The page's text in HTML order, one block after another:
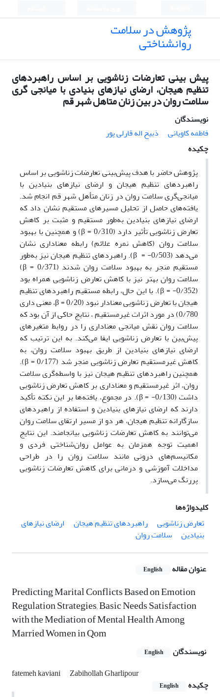
پژوهش در سلامت
روانشناختی
پیش بینی تعارضات زناشویی بر اساس راهبردهای
تنظیم هیجان، ارضای نیازهای بنیادی با میانجی گری
سلامت روان در بین زنان متاهل شهر قم
نویسندگان
فاطمه کاویانی
ذبیح اله قارلی پور
چکیده
پژوهش حاضر با هدف پیش‌بینی تعارضات زناشویی بر اساس
راهبردهای تنظیم هیجان و ارضای نیازهای بنیادین با
میانجی‌گری سلامت روان در زنان متأهل شهر قم انجام شد.
یافته‌های حاصل از تحلیل مسیرهای مستقیم نشان داد که
ارضای نیازهای بنیادین به‌طور مستقیم و مثبت بر کاهش
تعارض زناشویی تأثیر دارد (0/310 =
β
)و همچنین با بهبود
سلامت روان (کاهش نمره علائم) رابطه معناداری نشان
می‌دهد (0/503- =
β
).راهبردهای تنظیم هیجان نیز به‌طور
مستقیم منجر به بهبود سلامت روان شدند (0/371 =
β
)
سلامت روان بهتر نیز با کاهش تعارض زناشویی همراه بود
(
0/352- =
β). با این حال، رابطه مستقیم راهبردهای تنظیم
هیجان با تعارض زناشویی معنادار نبود (0/20 =
β،معنی داری
0/780) در مورد اثرات غیرمستقیم ، نتایج حاکی از آن بود که
سلامت روان نقش میانجی معناداری را در روابط متغیرهای
پیش‌بین با تعارض زناشویی ایفا می‌کند. به این ترتیب که
ارضای نیازهای بنیادین از طریق بهبود سلامت روان، به
کاهش غیرمستقیم تعارض زناشویی منجر شد (0/177 =
β
).
همچنین راهبردهای تنظیم هیجان نیز با واسطه‌گری سلامت
روان، اثر غیرمستقیم و معناداری بر کاهش تعارض زناشویی
داشت (0/130- =
β
). در مجموع، یافته‌ها بر این نکته تأکید
دارند که ارضای نیازهای بنیادین و استفاده از راهبردهای
سازگارانه تنظیم هیجان، هر دو از مسیر ارتقای سلامت روان
می‌توانند به کاهش تعارضات زناشویی بیانجامند. این نتایج
اهمیت توجه همزمان به عوامل روان‌شناختی فردی و
مکانیسم‌های درونی مانند سلامت روان را در طراحی
مداخلات آموزشی و درمانی برای کاهش تعارضات زناشویی
پررنگ می‌سازد.
کلیدواژه‌ها
تعارض زناشویی
راهبردهای تنظیم هیجان
ارضای نیازهای
بنیادین
سلامت روان
عنوان مقاله English
Predicting Marital Conflicts Based on Emotion
Regulation Strategies, Basic Needs Satisfaction
with the Mediation of Mental Health Among
Married Women in Qom
نویسندگان English
fatemeh kaviani
Zabihollah Gharlipour
چکیده
English